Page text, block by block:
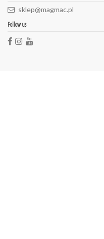
sklep@magmac.pl
Follow us